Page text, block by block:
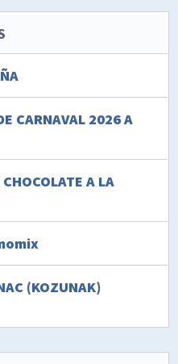
CARNAVAL 2026 A
A LA
(KOZUNAK)